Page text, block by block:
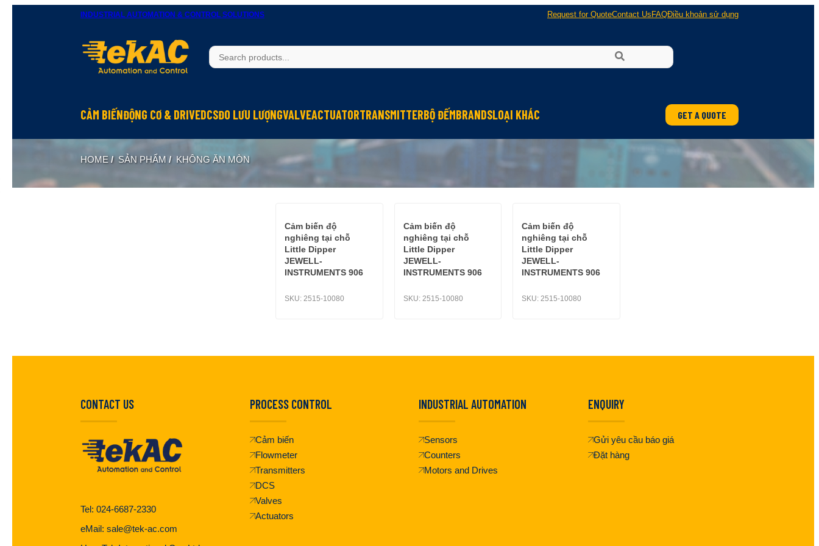
INDUSTRIAL AUTOMATION & CONTROL SOLUTIONS Request for QuoteContact Us FAQĐiều khoản sử dụng
CẢM BIẾNĐỘNG CƠ & DRIVEDCSĐO LƯU LƯỢNGVALVEACTUATORTRANSMITTERBỘ ĐẾMBRANDS
Oriental Motor
KGN
LOẠI KHÁC
Đèn phòng nổ
GET A QUOTE
HOME / SẢN PHẨM / KHÔNG ĂN MÒN
Cảm biến độ
nghiêng tại chỗ
Little Dipper
JEWELL-
INSTRUMENTS 906
SKU: 2515-10080
Cảm biến độ
nghiêng tại chỗ
Little Dipper
JEWELL-
INSTRUMENTS 906
SKU: 2515-10080
Cảm biến độ
nghiêng tại chỗ
Little Dipper
JEWELL-
INSTRUMENTS 906
SKU: 2515-10080
CONTACT US
Tel: 024-6687-2330
eMail: sale@tek-ac.com
PROCESS CONTROL
Cảm biến
Flowmeter
Transmitters
DCS
Valves
Actuators
INDUSTRIAL AUTOMATION
Sensors
Counters
Motors and Drives
ENQUIRY
Gửi yêu cầu báo giá
Đặt hàng